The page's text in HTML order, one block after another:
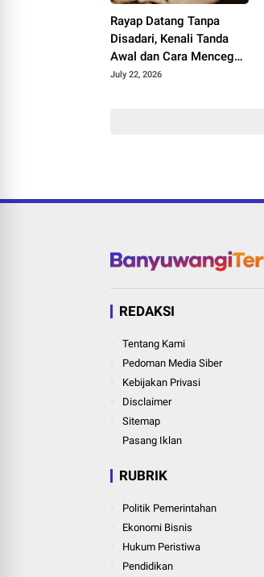
Rayap Datang Tanpa
Disadari, Kenali Tanda
Awal dan Cara Mencegah
Kerusakan Sebelum
July 22, 2026
REDAKSI
Tentang Kami
Pedoman Media Siber
Kebijakan Privasi
Disclaimer
Sitemap
Pasang Iklan
RUBRIK
Politik Pemerintahan
Ekonomi Bisnis
Hukum Peristiwa
Pendidikan